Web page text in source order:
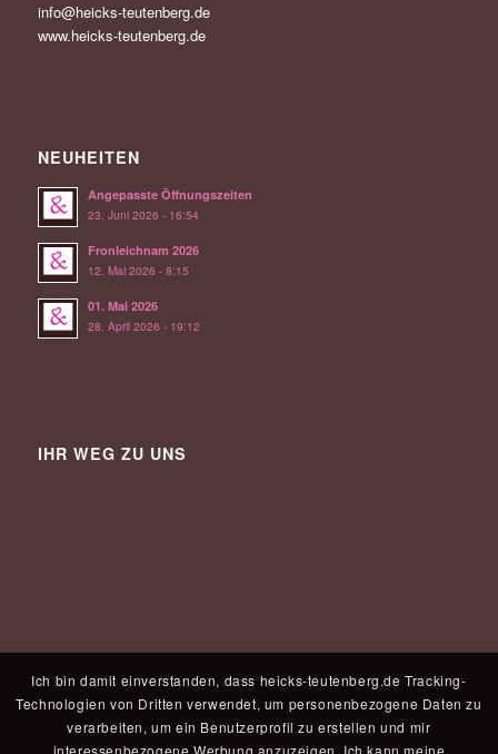
info@heicks-teutenberg.de
www.heicks-teutenberg.de
NEUHEITEN
Angepasste Öffnungszeiten
23. Juni 2026 - 16:54
Fronleichnam 2026
12. Mai 2026 - 8:15
01. Mai 2026
28. April 2026 - 19:12
IHR WEG ZU UNS
Ich bin damit einverstanden, dass heicks-teutenberg.de Tracking-
Technologien von Dritten verwendet, um personenbezogene Daten zu
verarbeiten, um ein Benutzerprofil zu erstellen und mir
interessenbezogene Werbung anzuzeigen. Ich kann meine